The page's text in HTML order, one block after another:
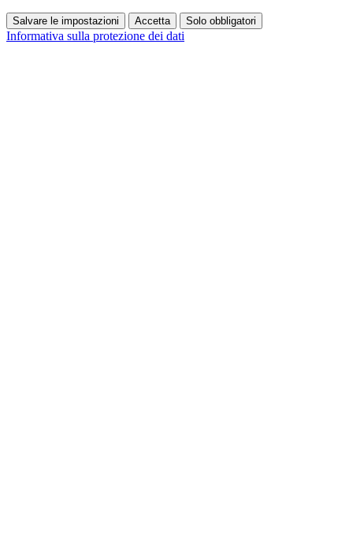
Salvare le impostazioni Accetta Solo obbligatori
Informativa sulla protezione dei dati